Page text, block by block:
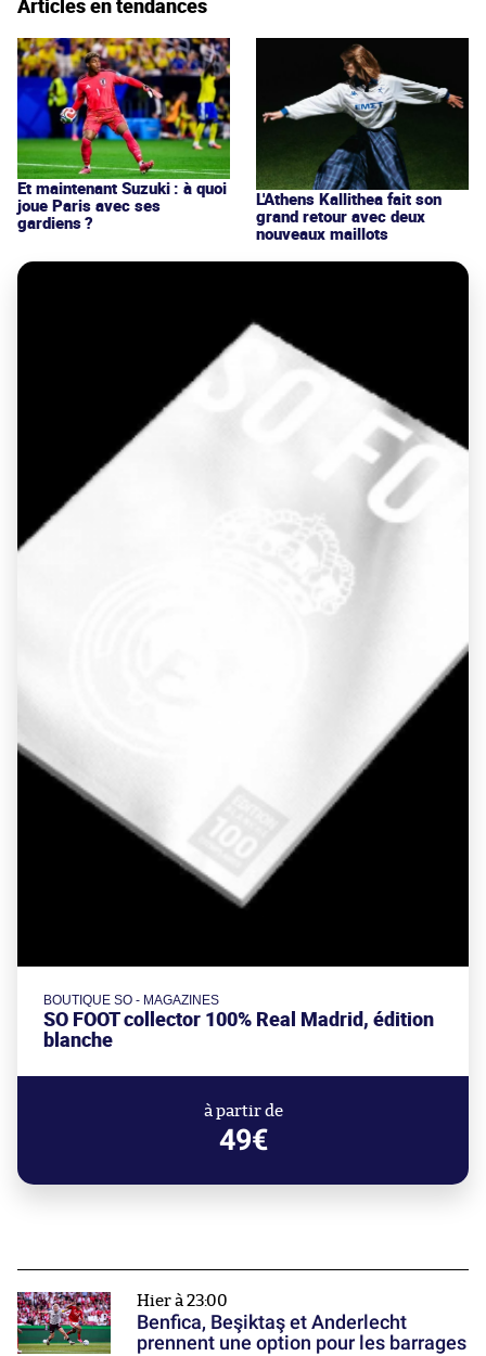
Articles en tendances
Et maintenant Suzuki : à quoi
joue Paris avec ses
gardiens ?
L'Athens Kallithea fait son
grand retour avec deux
nouveaux maillots
BOUTIQUE SO - MAGAZINES
SO FOOT collector 100% Real Madrid, édition
blanche
à partir de
49€
Hier à 23:00
Benfica, Beşiktaş et Anderlecht
prennent une option pour les barrages